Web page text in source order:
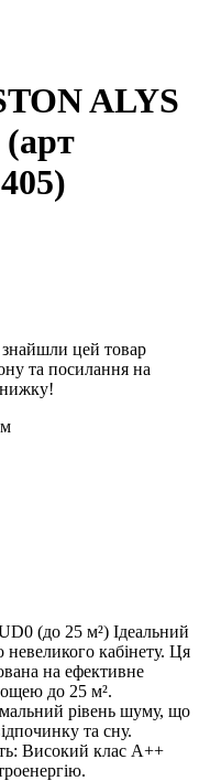
ALYS
цей товар
та посилання на
(до 25 м²) Ідеальний
невеликого кабінету. Ця
на ефективне
до 25 м².
рівень шуму, що
та сну.
Високий клас A++